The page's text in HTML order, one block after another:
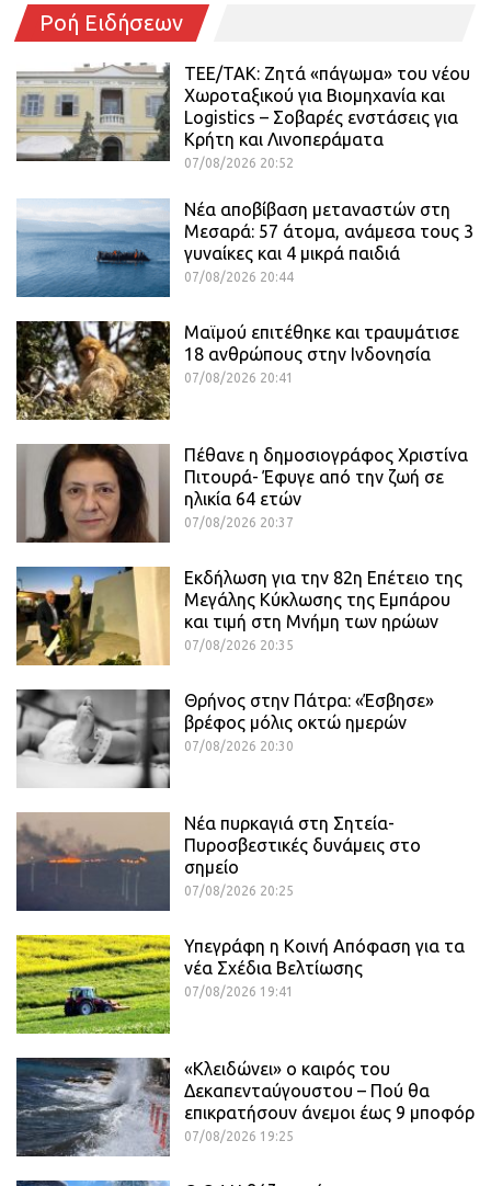
Ροή Ειδήσεων
ΤΕΕ/ΤΑΚ: Ζητά «πάγωμα» του νέου
Χωροταξικού για Βιομηχανία και
Logistics – Σοβαρές ενστάσεις για
Κρήτη και Λινοπεράματα
07/08/2026 20:52
Νέα αποβίβαση μεταναστών στη
Μεσαρά: 57 άτομα, ανάμεσα τους 3
γυναίκες και 4 μικρά παιδιά
07/08/2026 20:44
Μαϊμού επιτέθηκε και τραυμάτισε
18 ανθρώπους στην Ινδονησία
07/08/2026 20:41
Πέθανε η δημοσιογράφος Χριστίνα
Πιτουρά- Έφυγε από την ζωή σε
ηλικία 64 ετών
07/08/2026 20:37
Εκδήλωση για την 82η Επέτειο της
Μεγάλης Κύκλωσης της Εμπάρου
και τιμή στη Μνήμη των ηρώων
07/08/2026 20:35
Θρήνος στην Πάτρα: «Έσβησε»
βρέφος μόλις οκτώ ημερών
07/08/2026 20:30
Νέα πυρκαγιά στη Σητεία-
Πυροσβεστικές δυνάμεις στο
σημείο
07/08/2026 20:25
Υπεγράφη η Κοινή Απόφαση για τα
νέα Σχέδια Βελτίωσης
07/08/2026 19:41
«Κλειδώνει» ο καιρός του
Δεκαπενταύγουστου – Πού θα
επικρατήσουν άνεμοι έως 9 μποφόρ
07/08/2026 19:25